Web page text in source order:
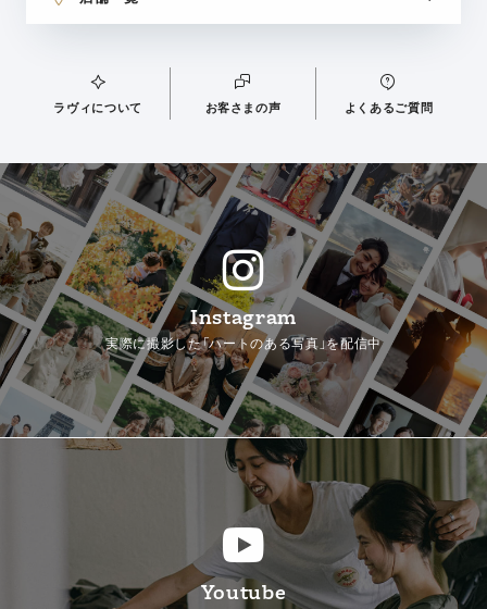
ラヴィについて お客さまの声 よくあるご質問
Instagram
実際に撮影した「ハートのある写真」を配信中
Youtube